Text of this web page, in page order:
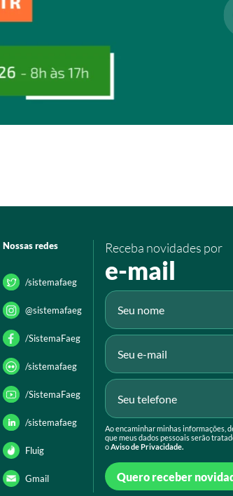
Nossas redes
/sistemafaeg
@sistemafaeg
/SistemaFaeg
/sistemafaeg
/SistemaFaeg
/sistemafaeg
Fluig
Gmail
Receba novidades por
e-mail
Ao encaminhar minhas informações,
que meus dados pessoais serão
oAviso de Privacidade.
Quero receber